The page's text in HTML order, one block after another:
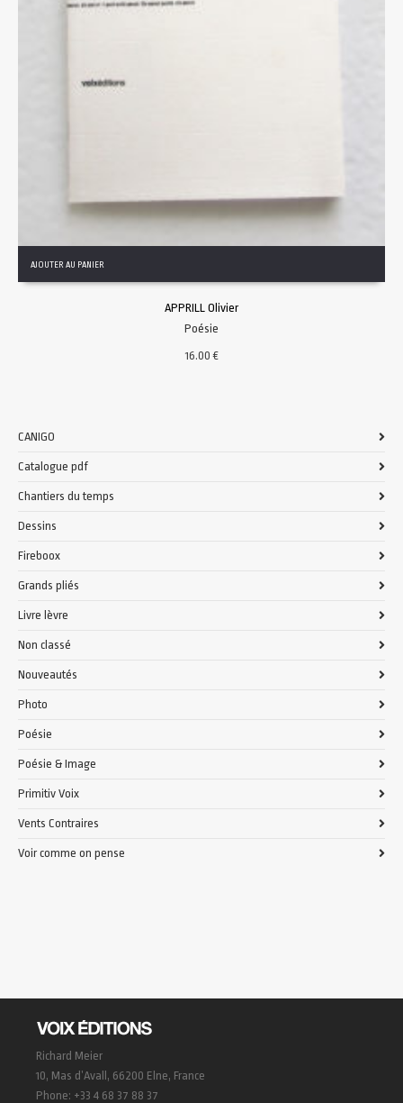
AJOUTER AU PANIER
APPRILL Olivier
Poésie
16.00€
CANIGO
Catalogue pdf
Chantiers du temps
Dessins
Fireboox
Grands pliés
Livre lèvre
Non classé
Nouveautés
Photo
Poésie
Poésie & Image
Primitiv Voix
Vents Contraires
Voir comme on pense
Richard Meier
10, Mas d’Avall, 66200 Elne, France
Phone: +33 4 68 37 88 37